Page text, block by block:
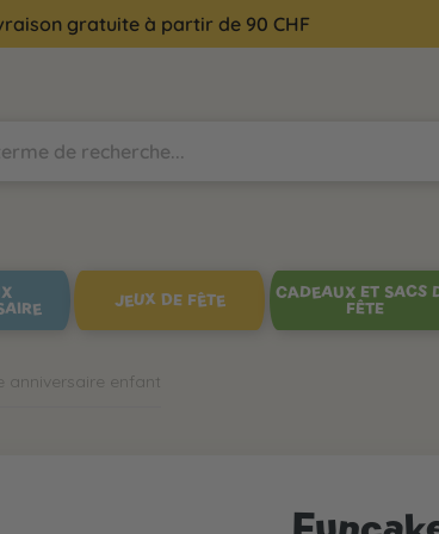
gratuite à partir de 90 CHF
JEUX DE FÊTE
CADEAUX ET SACS
FÊTE
anniversaire enfant